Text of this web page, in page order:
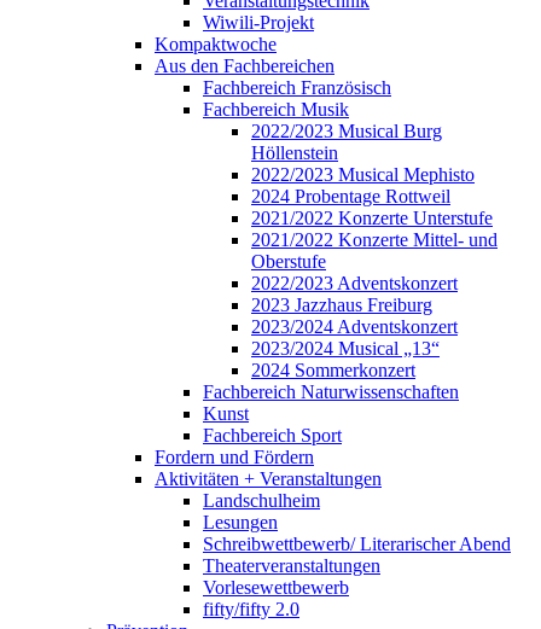
Wiwili-Projekt
Kompaktwoche
Aus den Fachbereichen
Fachbereich Französisch
Fachbereich Musik
2022/2023 Musical Burg
Höllenstein
2022/2023 Musical Mephisto
2024 Probentage Rottweil
2021/2022 Konzerte Unterstufe
2021/2022 Konzerte Mittel- und
Oberstufe
2022/2023 Adventskonzert
2023 Jazzhaus Freiburg
2023/2024 Adventskonzert
2023/2024 Musical „13“
2024 Sommerkonzert
Fachbereich Naturwissenschaften
Kunst
Fachbereich Sport
Fordern und Fördern
Aktivitäten + Veranstaltungen
Landschulheim
Lesungen
Schreibwettbewerb/ Literarischer Abend
Theaterveranstaltungen
Vorlesewettbewerb
fifty/fifty 2.0